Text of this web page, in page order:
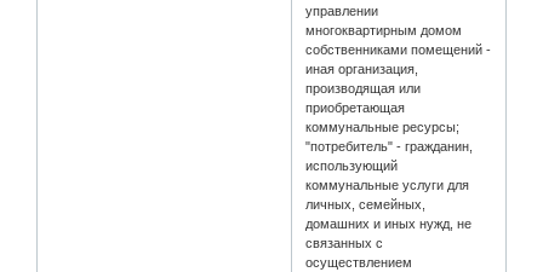
управлении
многоквартирным домом
собственниками помещений -
иная организация,
производящая или
приобретающая
коммунальные ресурсы;
"потребитель" - гражданин,
использующий
коммунальные услуги для
личных, семейных,
домашних и иных нужд, не
связанных с
осуществлением